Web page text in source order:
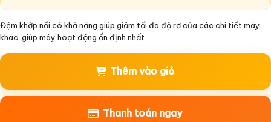
Đệm khớp nối có khả năng giúp giảm tối đa độ rơ của các chi tiết máy
khác, giúp máy hoạt động ổn định nhất.
Thêm vào giỏ
Thanh toán ngay